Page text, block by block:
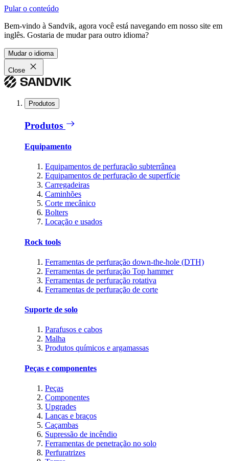
Pular o conteúdo
Bem-vindo à Sandvik, agora você está navegando em nosso site em
inglês. Gostaria de mudar para outro idioma?
Mudar o idioma
Close
Produtos
Produtos
Equipamento
Equipamentos de perfuração subterrânea
Equipamentos de perfuração de superfície
Carregadeiras
Caminhões
Corte mecânico
Bolters
Locação e usados
Rock tools
Ferramentas de perfuração down-the-hole (DTH)
Ferramentas de perfuração Top hammer
Ferramentas de perfuração rotativa
Ferramentas de perfuração de corte
Suporte de solo
Parafusos e cabos
Malha
Produtos químicos e argamassas
Peças e componentes
Peças
Componentes
Upgrades
Lanças e braços
Caçambas
Supressão de incêndio
Ferramentas de penetração no solo
Perfuratrizes